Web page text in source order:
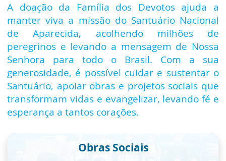
A doação da Família dos Devotos ajuda a
manter viva a missão do Santuário Nacional
de Aparecida, acolhendo milhões de
peregrinos e levando a mensagem de Nossa
Senhora para todo o Brasil. Com a sua
generosidade, é possível cuidar e sustentar o
Santuário, apoiar obras e projetos sociais que
transformam vidas e evangelizar, levando fé e
esperança a tantos corações.
Obras Sociais